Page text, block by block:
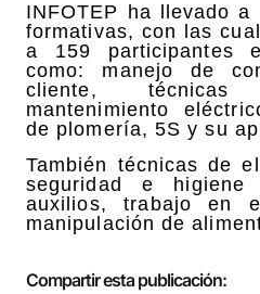
INFOTEP ha llevado
formativas, con las
a 159 participantes
como: manejo de
cliente,
mantenimiento
de plomería, 5S y su
También técnicas de
seguridad e higiene
auxilios, trabajo en
manipulación de
Compartir esta publicación: